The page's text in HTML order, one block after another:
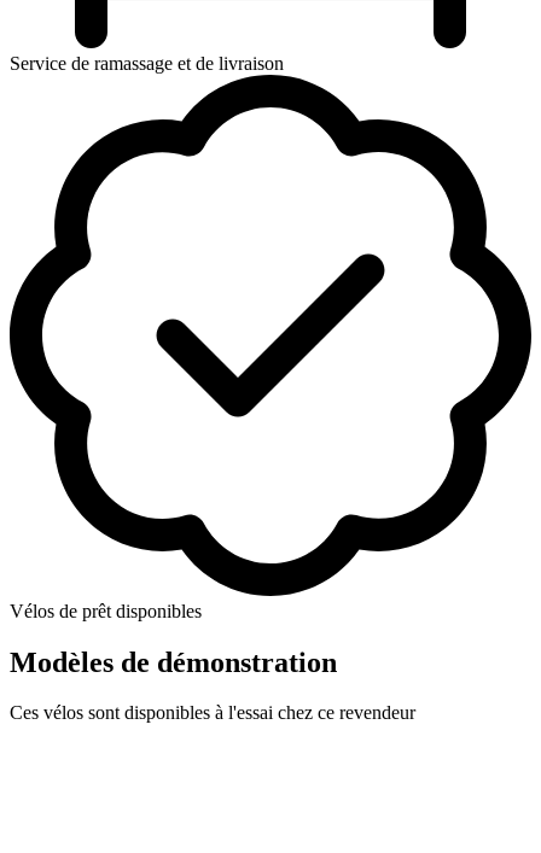
Service de ramassage et de livraison
Vélos de prêt disponibles
Modèles de démonstration
Ces vélos sont disponibles à l'essai chez ce revendeur